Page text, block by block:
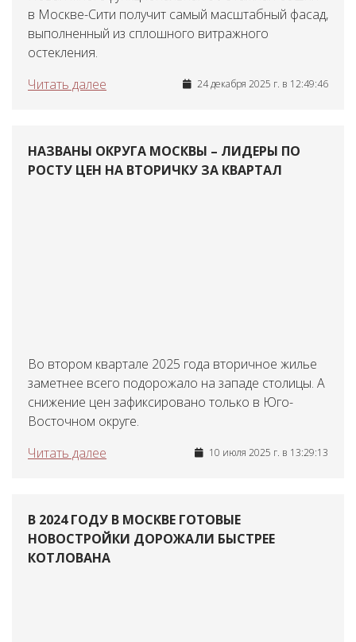
в Москве-Сити получит самый масштабный фасад,
выполненный из сплошного витражного
остекления.
Читать далее
24 декабря 2025 г. в 12:49:46
НАЗВАНЫ ОКРУГА МОСКВЫ – ЛИДЕРЫ ПО
РОСТУ ЦЕН НА ВТОРИЧКУ ЗА КВАРТАЛ
Во втором квартале 2025 года вторичное жилье
заметнее всего подорожало на западе столицы. А
снижение цен зафиксировано только в Юго-
Восточном округе.
Читать далее
10 июля 2025 г. в 13:29:13
В 2024 ГОДУ В МОСКВЕ ГОТОВЫЕ
НОВОСТРОЙКИ ДОРОЖАЛИ БЫСТРЕЕ
КОТЛОВАНА